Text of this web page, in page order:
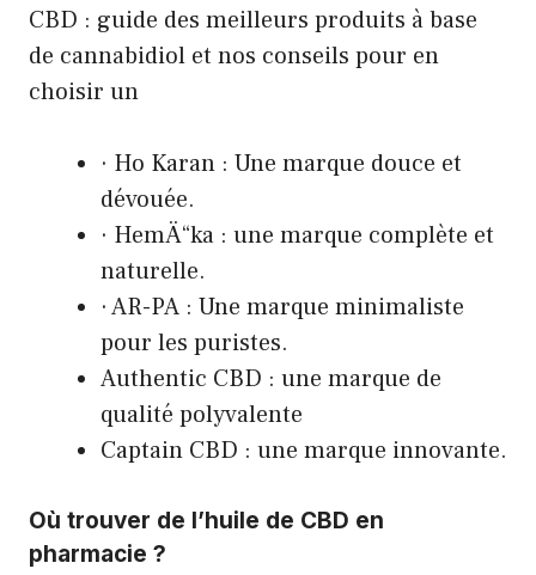
CBD : guide des meilleurs produits à base
de cannabidiol et nos conseils pour en
choisir un
· Ho Karan : Une marque douce et
dévouée.
· HemÄ“ka : une marque complète et
naturelle.
· AR-PA : Une marque minimaliste
pour les puristes.
Authentic CBD : une marque de
qualité polyvalente
Captain CBD : une marque innovante.
Où trouver de l’huile de CBD en
pharmacie ?